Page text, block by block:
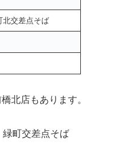
北交差点そば
北店もあります。
町交差点そば